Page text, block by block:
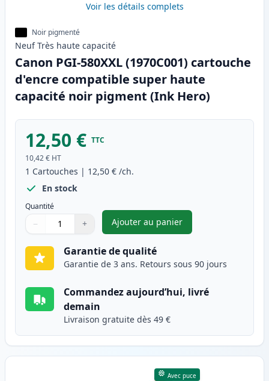
Voir les détails complets
Noir pigmenté
Neuf Très haute capacité
Canon PGI-580XXL (1970C001) cartouche
d'encre compatible super haute
capacité noir pigment (Ink Hero)
12,50 € TTC
10,42 € HT
1 Cartouches | 12,50 € /ch.
En stock
Quantité
Quantité
Utilisez les boutons pour ajuster
− +
Quantité
Ajouter au panier
,Canon PGI-580XXL
Garantie de qualité
Garantie de 3 ans. Retours sous 90 jours
Commandez aujourd’hui, livré
demain
Livraison gratuite dès 49 €
Avec puce